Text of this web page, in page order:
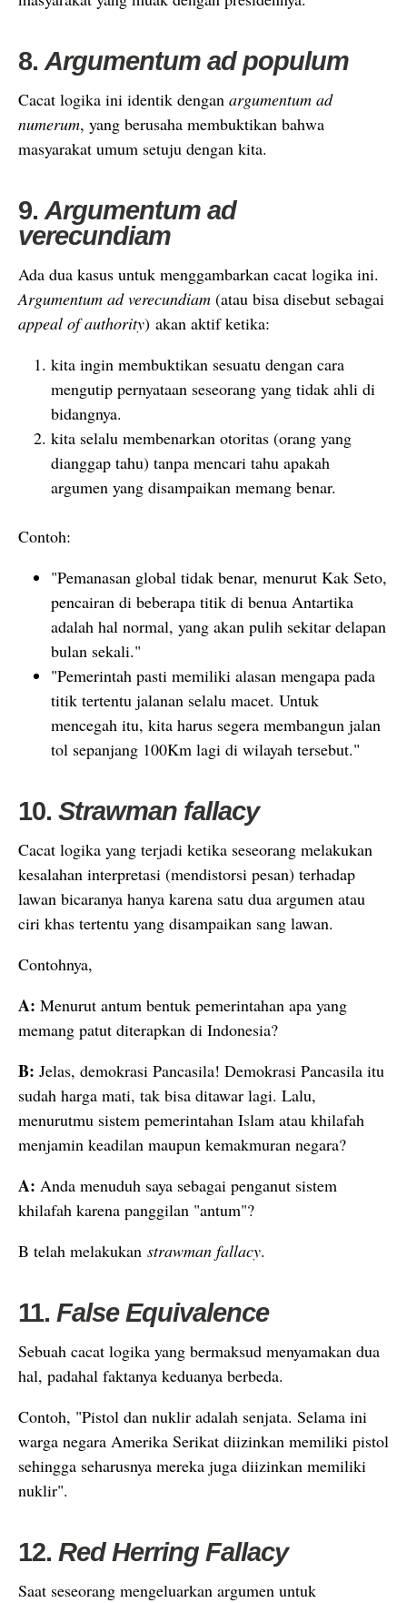
8. Argumentum ad populum
Cacat logika ini identik dengan argumentum ad
numerum, yang berusaha membuktikan bahwa
masyarakat umum setuju dengan kita.
9. Argumentum ad
verecundiam
Ada dua kasus untuk menggambarkan cacat logika ini.
Argumentum ad verecundiam (atau bisa disebut sebagai
appeal of authority) akan aktif ketika:
kita ingin membuktikan sesuatu dengan cara
mengutip pernyataan seseorang yang tidak ahli di
bidangnya.
kita selalu membenarkan otoritas (orang yang
dianggap tahu) tanpa mencari tahu apakah
argumen yang disampaikan memang benar.
Contoh:
"Pemanasan global tidak benar, menurut Kak Seto,
pencairan di beberapa titik di benua Antartika
adalah hal normal, yang akan pulih sekitar delapan
bulan sekali."
"Pemerintah pasti memiliki alasan mengapa pada
titik tertentu jalanan selalu macet. Untuk
mencegah itu, kita harus segera membangun jalan
tol sepanjang 100Km lagi di wilayah tersebut."
10. Strawman fallacy
Cacat logika yang terjadi ketika seseorang melakukan
kesalahan interpretasi (mendistorsi pesan) terhadap
lawan bicaranya hanya karena satu dua argumen atau
ciri khas tertentu yang disampaikan sang lawan.
Contohnya,
A: Menurut antum bentuk pemerintahan apa yang
memang patut diterapkan di Indonesia?
B: Jelas, demokrasi Pancasila! Demokrasi Pancasila itu
sudah harga mati, tak bisa ditawar lagi. Lalu,
menurutmu sistem pemerintahan Islam atau khilafah
menjamin keadilan maupun kemakmuran negara?
A: Anda menuduh saya sebagai penganut sistem
khilafah karena panggilan "antum"?
B telah melakukan strawman fallacy.
11. False Equivalence
Sebuah cacat logika yang bermaksud menyamakan dua
hal, padahal faktanya keduanya berbeda.
Contoh, "Pistol dan nuklir adalah senjata. Selama ini
warga negara Amerika Serikat diizinkan memiliki pistol
sehingga seharusnya mereka juga diizinkan memiliki
nuklir".
12. Red Herring Fallacy
Saat seseorang mengeluarkan argumen untuk